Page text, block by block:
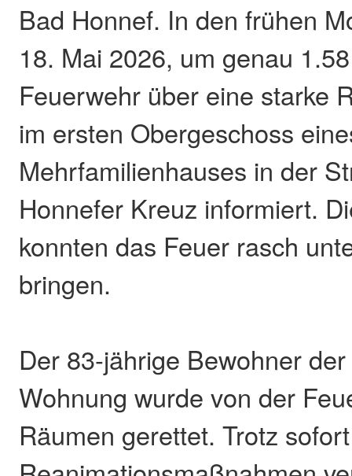
Bad Honnef. In den frühen
18. Mai 2026, um genau
Feuerwehr über eine starke
im ersten Obergeschoss
Mehrfamilienhauses in der
Honnefer Kreuz informiert.
konnten das Feuer rasch
bringen.
Der 83-jährige Bewohner
Wohnung wurde von der
Räumen gerettet. Trotz